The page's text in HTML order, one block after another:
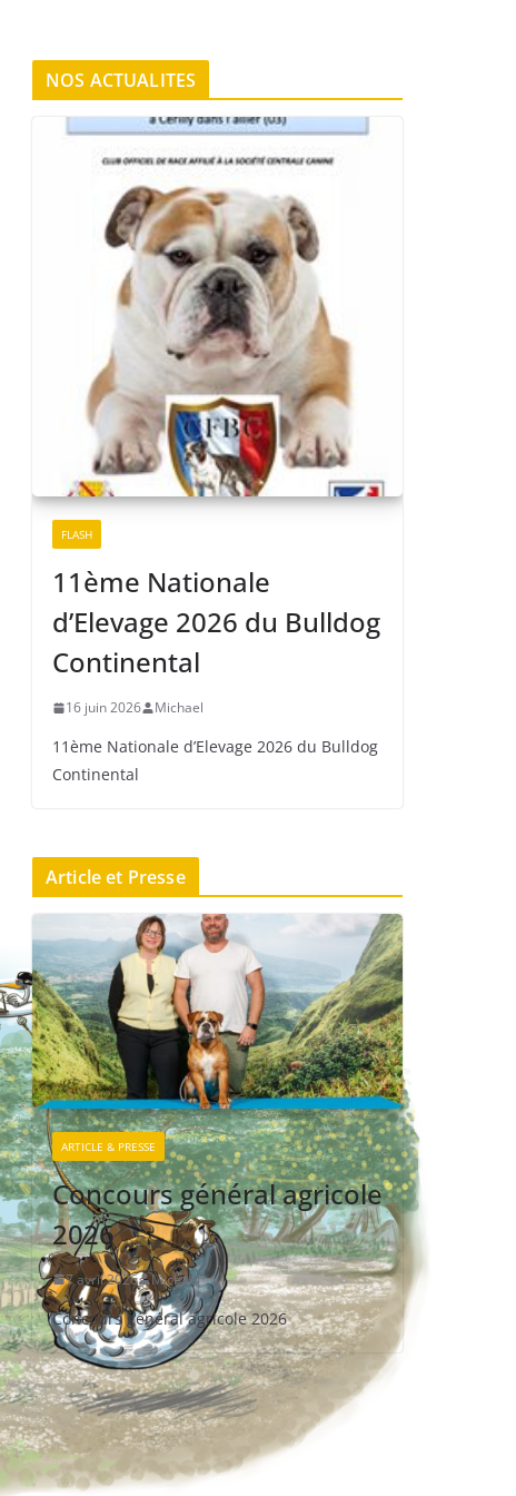
NOS ACTUALITES
FLASH
11ème Nationale
d’Elevage 2026 du Bulldog
Continental
16 juin 2026 Michael
11ème Nationale d’Elevage 2026 du Bulldog
Continental
Article et Presse
ARTICLE & PRESSE
Concours général agricole
2026
7 avril 2026 Michael
Concours général agricole 2026